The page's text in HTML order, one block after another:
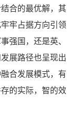
合的最优解，其
牢占据方向引领
强国，还是英、
展路径也呈现出
合发展模式，有
的实际，智的效